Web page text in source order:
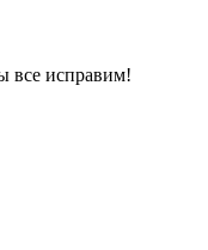
все исправим!